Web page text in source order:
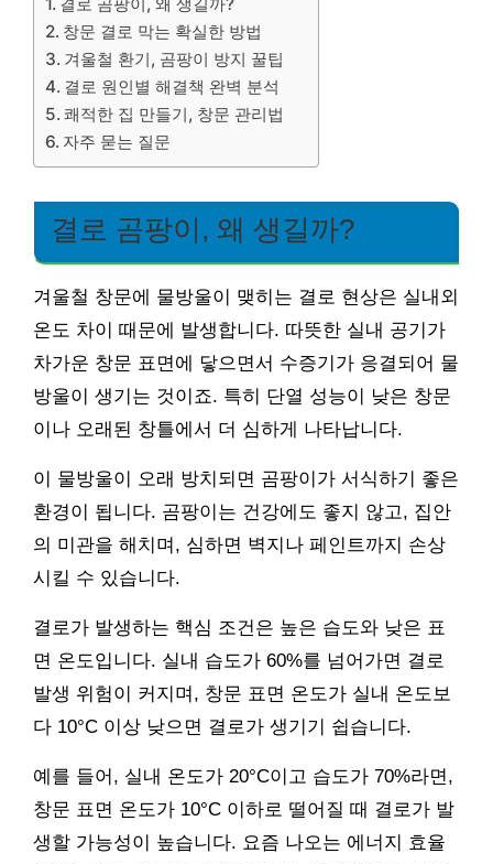
창문 결로 막는 확실한 방법
겨울철 환기, 곰팡이 방지 꿀팁
결로 원인별 해결책 완벽 분석
쾌적한 집 만들기, 창문 관리법
자주 묻는 질문
결로 곰팡이, 왜 생길까?
겨울철 창문에 물방울이 맺히는 결로 현상은 실내외
온도 차이 때문에 발생합니다. 따뜻한 실내 공기가
차가운 창문 표면에 닿으면서 수증기가 응결되어 물
방울이 생기는 것이죠. 특히 단열 성능이 낮은 창문
이나 오래된 창틀에서 더 심하게 나타납니다.
이 물방울이 오래 방치되면 곰팡이가 서식하기 좋은
환경이 됩니다. 곰팡이는 건강에도 좋지 않고, 집안
의 미관을 해치며, 심하면 벽지나 페인트까지 손상
시킬 수 있습니다.
결로가 발생하는 핵심 조건은 높은 습도와 낮은 표
면 온도입니다. 실내 습도가 60%를 넘어가면 결로
발생 위험이 커지며, 창문 표면 온도가 실내 온도보
다 10°C 이상 낮으면 결로가 생기기 쉽습니다.
예를 들어, 실내 온도가 20°C이고 습도가 70%라면,
창문 표면 온도가 10°C 이하로 떨어질 때 결로가 발
생할 가능성이 높습니다. 요즘 나오는 에너지 효율